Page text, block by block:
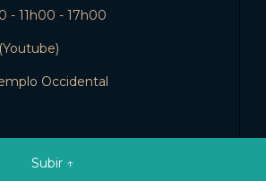
- 11h00 - 17h00
Occidental
Subir ↑